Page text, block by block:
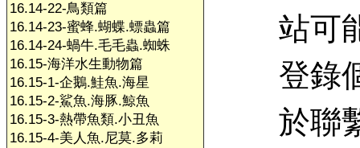
16.14-22-鳥類篇
16.14-23-蜜蜂.蝴蝶.螵蟲篇
16.14-24-蝸牛.毛毛蟲.蜘蛛
16.15-海洋水生動物篇
16.15-1-企鵝.鮭魚.海星
16.15-2-鯊魚.海豚.鯨魚
16.15-3-熱帶魚類.小丑魚
16.15-4-美人魚.尼莫.多莉
站可
登錄
於聯